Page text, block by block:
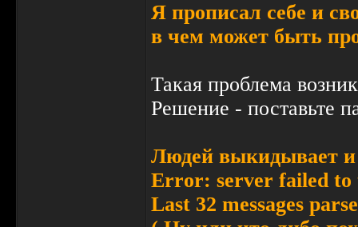
Я прописал себе и
в чем может быть
Такая проблема
Решение - поставьте
Людей выкидывает и
Error: server failed
Last 32 messages